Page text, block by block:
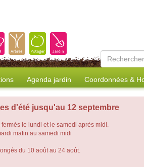
Agenda jardin Coordonnées &
d'été jusqu'au 12 septembre
fermés le lundi et le samedi après midi.
matin au samedi midi
du 10 août au 24 août.